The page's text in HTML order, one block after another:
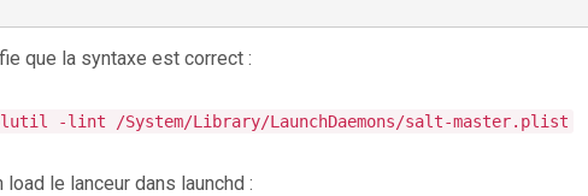
que la syntaxe est correct :
-lint /System/Library/LaunchDaemons/salt-master.plist
load le lanceur dans launchd :